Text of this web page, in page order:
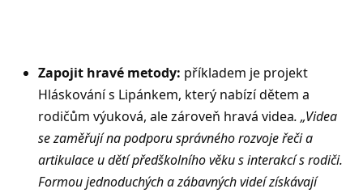
Zapojit hravé metody: příkladem je projekt
Hláskování s Lipánkem, který nabízí dětem a
rodičům výuková, ale zároveň hravá videa. „Videa
se zaměřují na podporu správného rozvoje řeči a
artikulace u dětí předškolního věku s interakcí s rodiči.
Formou jednoduchých a zábavných videí získávají